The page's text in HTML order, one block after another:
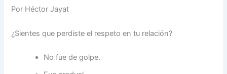
Por Héctor Jayat
¿Sientes que perdiste el respeto en tu relación?
No fue de golpe.